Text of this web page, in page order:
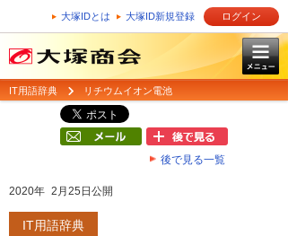
大塚IDとは 大塚ID新規登録 ログイン
IT用語辞典 リチウムイオン電池
後で見る一覧
2020年 2月25日公開
IT用語辞典